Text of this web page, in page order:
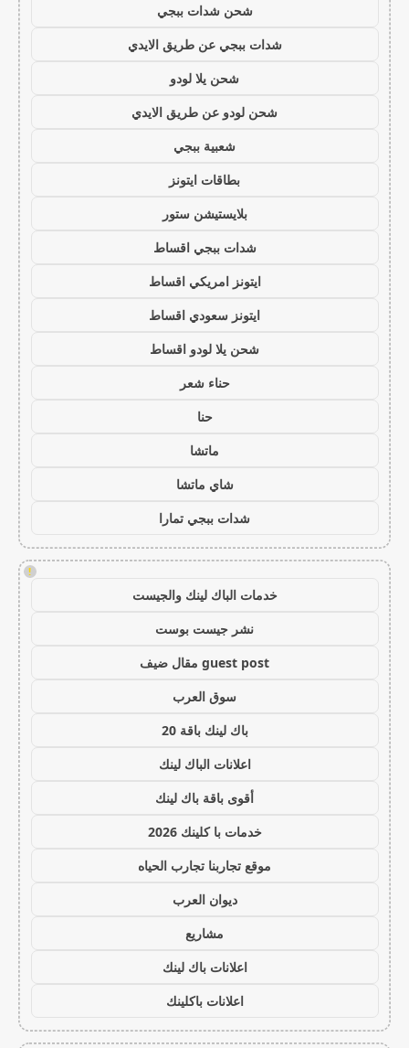
شحن شدات ببجي
شدات ببجي عن طريق الايدي
شحن يلا لودو
شحن لودو عن طريق الايدي
شعبية ببجي
بطاقات ايتونز
بلايستيشن ستور
شدات ببجي اقساط
ايتونز امريكي اقساط
ايتونز سعودي اقساط
شحن يلا لودو اقساط
حناء شعر
حنا
ماتشا
شاي ماتشا
شدات ببجي تمارا
!
خدمات الباك لينك والجيست
نشر جيست بوست
guest post مقال ضيف
سوق العرب
باك لينك باقة 20
اعلانات الباك لينك
أقوى باقة باك لينك
خدمات با كلينك 2026
موقع تجاربنا تجارب الحياه
ديوان العرب
مشاريع
اعلانات باك لينك
اعلانات باكلينك